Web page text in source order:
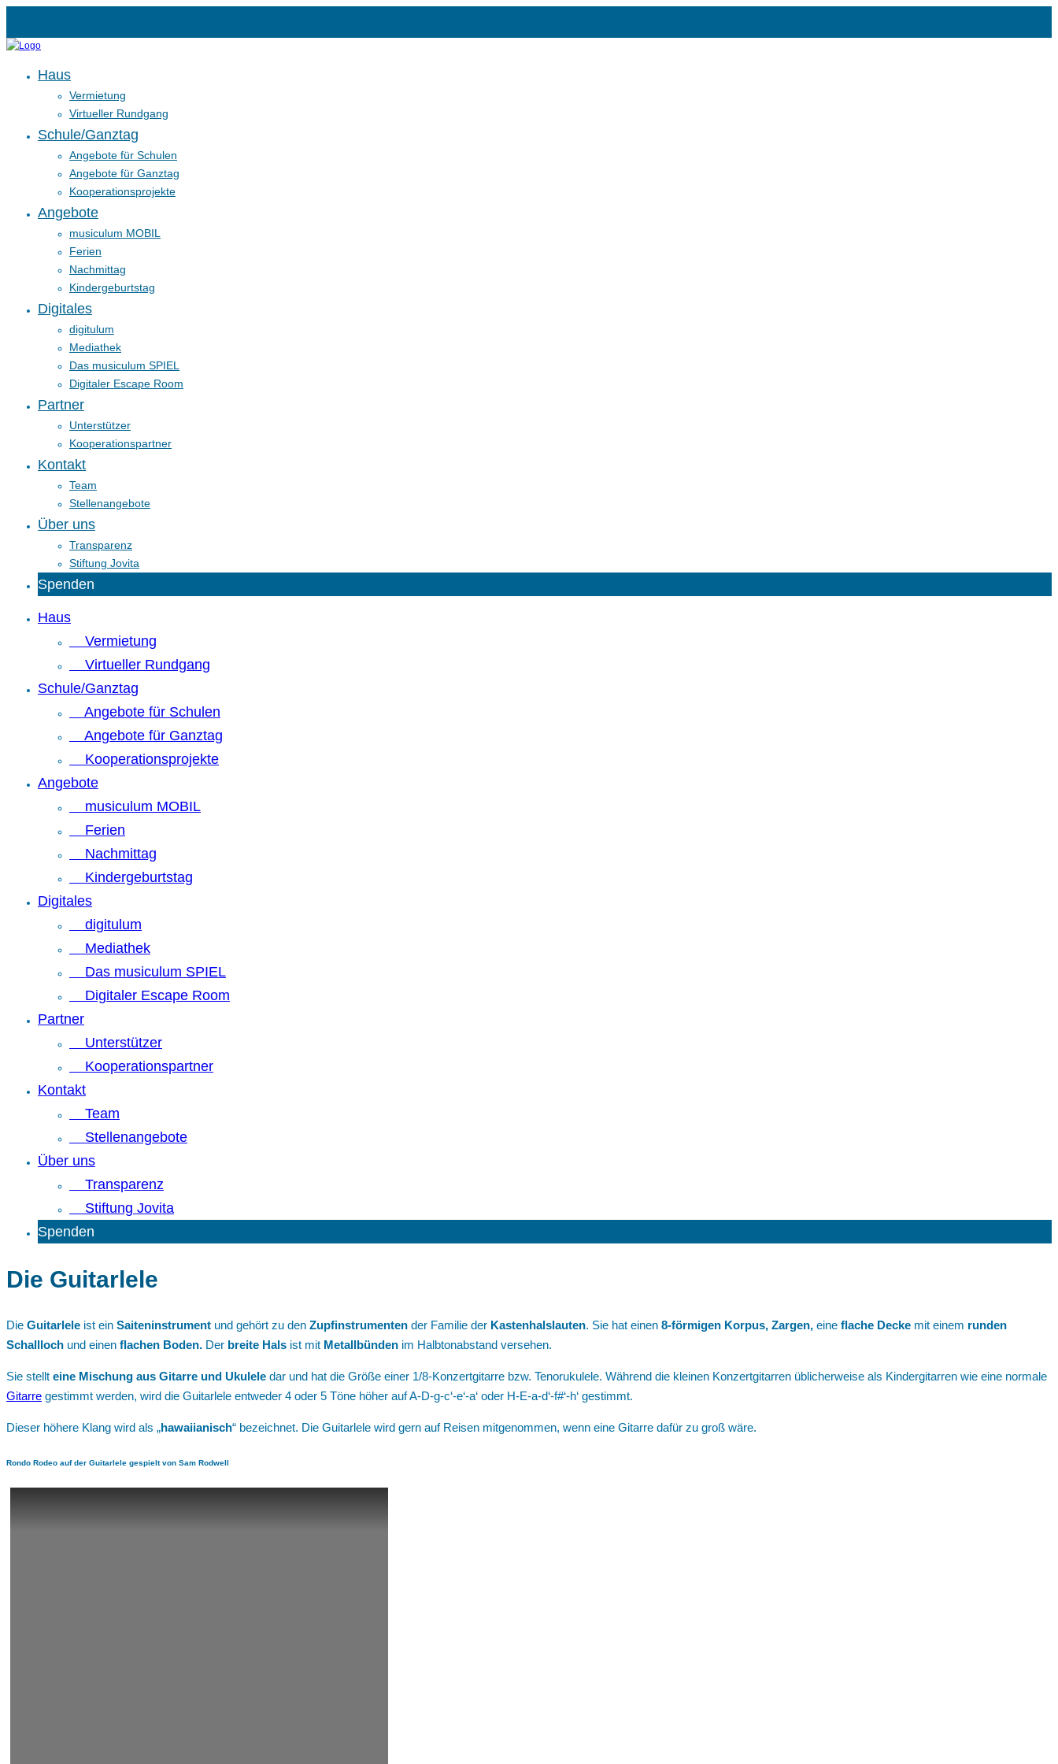
Haus
Vermietung
Virtueller Rundgang
Schule/Ganztag
Angebote für Schulen
Angebote für Ganztag
Kooperationsprojekte
Angebote
musiculum MOBIL
Ferien
Nachmittag
Kindergeburtstag
Digitales
digitulum
Mediathek
Das musiculum SPIEL
Digitaler Escape Room
Partner
Unterstützer
Kooperationspartner
Kontakt
Team
Stellenangebote
Über uns
Transparenz
Stiftung Jovita
Spenden
Haus
Vermietung
Virtueller Rundgang
Schule/Ganztag
Angebote für Schulen
Angebote für Ganztag
Kooperationsprojekte
Angebote
musiculum MOBIL
Ferien
Nachmittag
Kindergeburtstag
Digitales
digitulum
Mediathek
Das musiculum SPIEL
Digitaler Escape Room
Partner
Unterstützer
Kooperationspartner
Kontakt
Team
Stellenangebote
Über uns
Transparenz
Stiftung Jovita
Spenden
Die Guitarlele
Die Guitarlele ist ein Saiteninstrument und gehört zu den Zupfinstrumenten der Familie der Kastenhalslauten. Sie hat einen 8-förmigen Korpus, Zargen, eine flache Decke mit einem runden
Schallloch und einen flachen Boden. Der breite Hals ist mit Metallbünden im Halbtonabstand versehen.
Sie stellt eine Mischung aus Gitarre und Ukulele dar und hat die Größe einer 1/8-Konzertgitarre bzw. Tenorukulele. Während die kleinen Konzertgitarren üblicherweise als Kindergitarren wie eine normale
Gitarre gestimmt werden, wird die Guitarlele entweder 4 oder 5 Töne höher auf A-D-g-c‘-e‘-a‘ oder H-E-a-d‘-f#‘-h‘ gestimmt.
Dieser höhere Klang wird als „hawaiianisch“ bezeichnet. Die Guitarlele wird gern auf Reisen mitgenommen, wenn eine Gitarre dafür zu groß wäre.
Rondo Rodeo auf der Guitarlele gespielt von Sam Rodwell